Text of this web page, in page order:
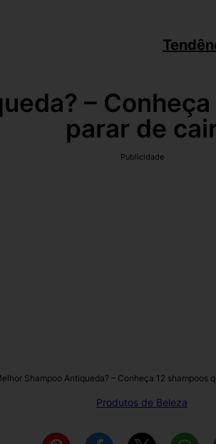
–
parar de
Publicidade
Shampoo Antiqueda? – Conheça 12 shampoos
Produtos de Beleza